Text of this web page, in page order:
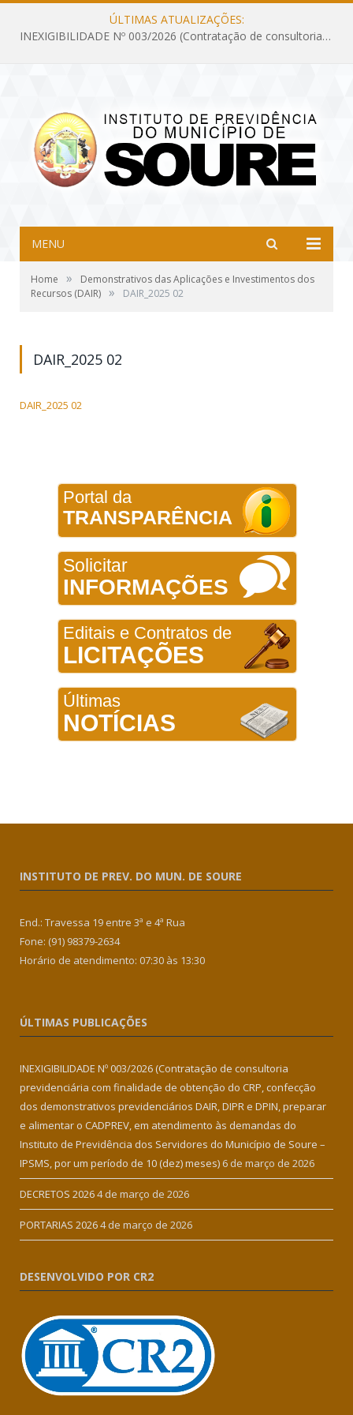
ÚLTIMAS ATUALIZAÇÕES:
INEXIGIBILIDADE Nº 003/2026 (Contratação de consultoria previdenciária com finalidade de obtenção do CRP, confecção dos demonstrativos previdenciários DAIR, DIPR e DPIN, preparar e alimentar o CADPREV, em atendimento às demandas do Instituto de Previdência dos Servidores do Município de Soure – IPSMS, por um período de 10 (dez) meses)
MENU
Home »
Demonstrativos das Aplicações e Investimentos dos
Recursos (DAIR) » DAIR_2025 02
DAIR_2025 02
DAIR_2025 02
Portal da
TRANSPARÊNCIA
Solicitar
INFORMAÇÕES
Editais e Contratos de
LICITAÇÕES
Últimas
NOTÍCIAS
INSTITUTO DE PREV. DO MUN. DE SOURE
End.: Travessa 19 entre 3ª e 4ª Rua
Fone: (91) 98379-2634
Horário de atendimento: 07:30 às 13:30
ÚLTIMAS PUBLICAÇÕES
INEXIGIBILIDADE Nº 003/2026 (Contratação de consultoria
previdenciária com finalidade de obtenção do CRP, confecção
dos demonstrativos previdenciários DAIR, DIPR e DPIN, preparar
e alimentar o CADPREV, em atendimento às demandas do
Instituto de Previdência dos Servidores do Município de Soure –
IPSMS, por um período de 10 (dez) meses) 6 de março de 2026
DECRETOS 20264 de março de 2026
PORTARIAS 20264 de março de 2026
DESENVOLVIDO POR CR2